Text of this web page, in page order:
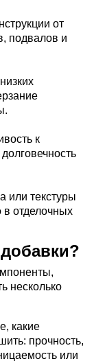
от
подвалов и
к
или текстуры
в отделочных
несколько
какие
прочность,
или